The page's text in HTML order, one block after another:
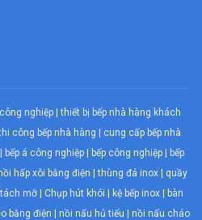
nghiệp|thiết bị bếp nhà hàng khách
công bếp nhà hàng
cung cấp bếp nhà
bếp á công nghiệp bếp công nghiệp | bếp
hấp xôi bằng điện |thùng đá inox
quầy
tách mỡ Chụp hút khói | kệ bếp inox | bàn
bằng điện nồi nấu hủ tiếu
nồi nấu cháo